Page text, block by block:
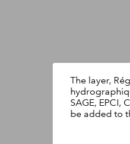
The layer,
SAGE, EPCI,
be added to